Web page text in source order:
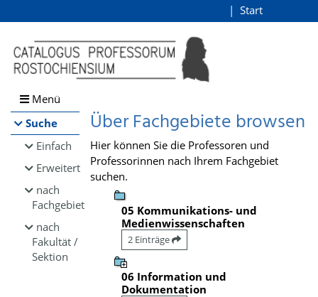
Browsen
direkt zum Inhalt
Start
Menü
Suche
Einfach
Erweitert
nach
Fachgebiet
nach
Fakultät /
Sektion
Über Fachgebiete browsen
Hier können Sie die Professoren und
Professorinnen nach Ihrem Fachgebiet
suchen.
05 Kommunikations- und
Medienwissenschaften
2 Einträge
06 Information und
Dokumentation